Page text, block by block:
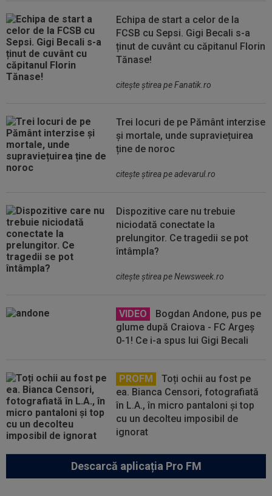
Echipa de start a celor de la
FCSB cu Sepsi. Gigi Becali s-a
ținut de cuvânt cu căpitanul Florin
Tănase!
citeşte ştirea pe Fanatik.ro
Trei locuri de pe Pământ interzise
și mortale, unde supraviețuirea
ține de noroc
citeşte ştirea pe adevarul.ro
Dispozitive care nu trebuie
niciodată conectate la
prelungitor. Ce tragedii se pot
întâmpla?
citeşte ştirea pe Newsweek.ro
VIDEO
Bogdan Andone, pus pe
glume după Craiova - FC Argeș
0-1! Ce i-a spus lui Gigi Becali
PROFM
Toți ochii au fost pe
ea. Bianca Censori, fotografiată
în L.A., în micro pantaloni și top
cu un decolteu imposibil de
ignorat
Descarcă aplicația Pro FM